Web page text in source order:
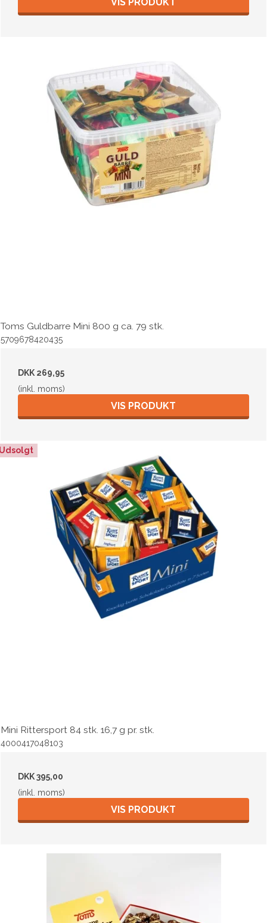
Toms Guldbarre Mini 800 g ca. 79 stk.
5709678420435
DKK 269,95
(inkl. moms)
VIS PRODUKT
Mini Rittersport 84 stk. 16,7 g pr. stk.
4000417048103
DKK 395,00
(inkl. moms)
VIS PRODUKT